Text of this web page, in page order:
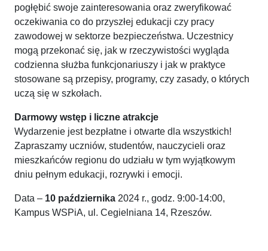
pogłębić swoje zainteresowania oraz zweryfikować
oczekiwania co do przyszłej edukacji czy pracy
zawodowej w sektorze bezpieczeństwa. Uczestnicy
mogą przekonać się, jak w rzeczywistości wygląda
codzienna służba funkcjonariuszy i jak w praktyce
stosowane są przepisy, programy, czy zasady, o których
uczą się w szkołach.
Darmowy wstęp i liczne atrakcje
Wydarzenie jest bezpłatne i otwarte dla wszystkich!
Zapraszamy uczniów, studentów, nauczycieli oraz
mieszkańców regionu do udziału w tym wyjątkowym
dniu pełnym edukacji, rozrywki i emocji.
Data – 10 października 2024 r., godz. 9:00-14:00,
Kampus WSPiA, ul. Cegielniana 14, Rzeszów.